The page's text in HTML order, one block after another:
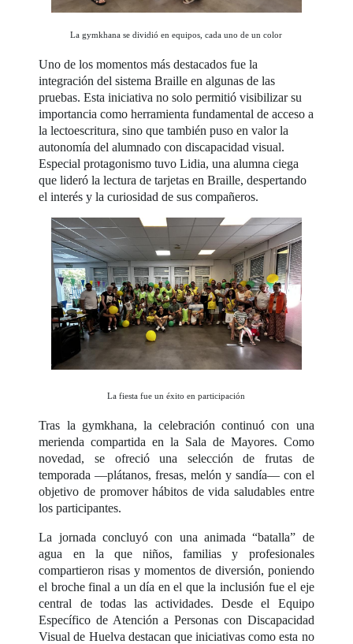
La gymkhana se dividió en equipos, cada uno de un color
Uno de los momentos más destacados fue la
integración del sistema Braille en algunas de las
pruebas. Esta iniciativa no solo permitió visibilizar su
importancia como herramienta fundamental de acceso a
la lectoescritura, sino que también puso en valor la
autonomía del alumnado con discapacidad visual.
Especial protagonismo tuvo Lidia, una alumna ciega
que lideró la lectura de tarjetas en Braille, despertando
el interés y la curiosidad de sus compañeros.
La fiesta fue un éxito en participación
Tras la gymkhana, la celebración continuó con una
merienda compartida en la Sala de Mayores. Como
novedad, se ofreció una selección de frutas de
temporada —plátanos, fresas, melón y sandía— con el
objetivo de promover hábitos de vida saludables entre
los participantes.
La jornada concluyó con una animada “batalla” de
agua en la que niños, familias y profesionales
compartieron risas y momentos de diversión, poniendo
el broche final a un día en el que la inclusión fue el eje
central de todas las actividades. Desde el Equipo
Específico de Atención a Personas con Discapacidad
Visual de Huelva destacan que iniciativas como esta no